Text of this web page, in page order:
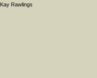
Kay Rawlings